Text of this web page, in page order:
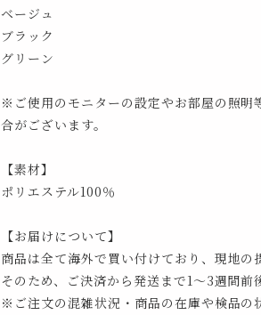
ベージュ
ブラック
グリーン
※ご使用のモニターの設定やお部屋の照明
合がございます。
【素材】
ポリエステル100％
【お届けについて】
商品は全て海外で買い付けており、現地の
そのため、ご決済から発送まで1～3週間前
※ご注文の混雑状況・商品の在庫や検品の